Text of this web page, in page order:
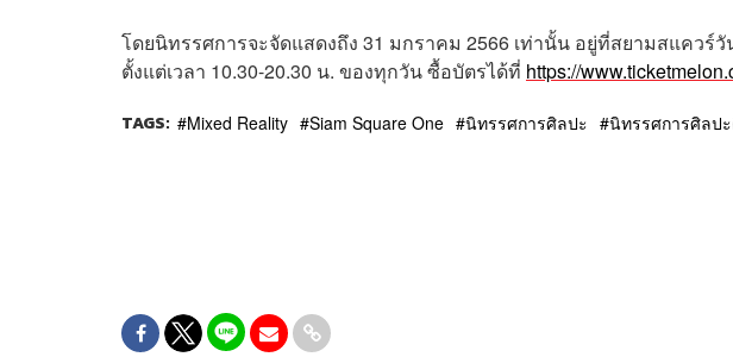
โดยนิทรรศการจะจัดแสดงถึง 31 มกราคม 2566 เท่านั้น อยู่ที่สยามสแควร์
ตั้งแต่เวลา 10.30-20.30 น. ของทุกวัน ซื้อบัตรได้ที่ https://
TAGS: Mixed Reality Siam Square One นิทรรศการศิลปะ นิทรรศการศิลป